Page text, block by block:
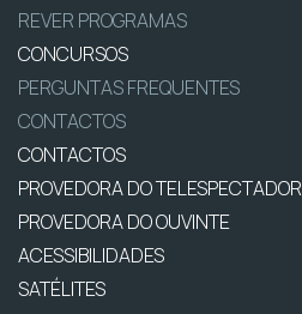
REVER PROGRAMAS
CONCURSOS
PERGUNTAS FREQUENTES
CONTACTOS
CONTACTOS
PROVEDORA DO TELESPECTADOR
PROVEDORA DO OUVINTE
ACESSIBILIDADES
SATÉLITES